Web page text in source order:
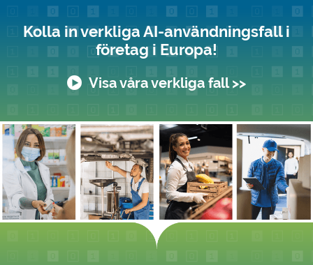
Kolla in verkliga AI-användningsfall i
företag i Europa!
Visa våra verkliga fall >>